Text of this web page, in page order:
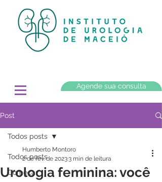
Agende sua consulta
Post
Todos posts
Começar
Todos posts
Urologia feminina: você
Humberto Montoro
2 de fev. de 20233 min de leitura